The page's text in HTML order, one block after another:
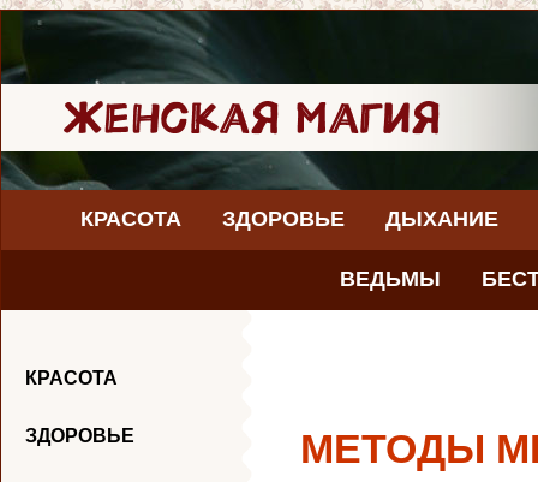
КРАСОТА ЗДОРОВЬЕ ДЫХАНИЕ
ВЕДЬМЫ
КРАСОТА
ЗДОРОВЬЕ МЕТОДЫ